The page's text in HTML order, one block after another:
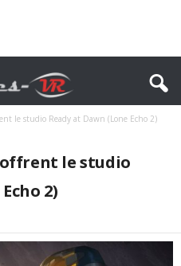
le studio Ready at Dawn (Lone Echo 2)
le studio
2)